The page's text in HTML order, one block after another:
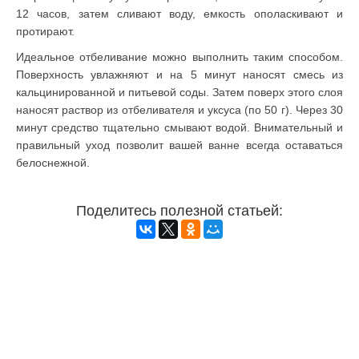
12 часов, затем сливают воду, емкость ополаскивают и
протирают.
Идеальное отбеливание можно выполнить таким способом.
Поверхность увлажняют и на 5 минут наносят смесь из
кальцинированной и питьевой соды. Затем поверх этого слоя
наносят раствор из отбеливателя и уксуса (по 50 г). Через 30
минут средство тщательно смывают водой. Внимательный и
правильный уход позволит вашей ванне всегда оставаться
белоснежной.
Поделитесь полезной статьей: